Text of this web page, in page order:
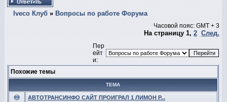
Iveco Клуб » Вопросы по работе Форума
Часовой пояс: GMT + 3
На страницу 1, 2 След.
Пер
ейт
и:
Похожие темы
ТЕМА
АВТОТРАНСИНФО САЙТ ПРОИГРАЛ 1 ЛИМОН Р...